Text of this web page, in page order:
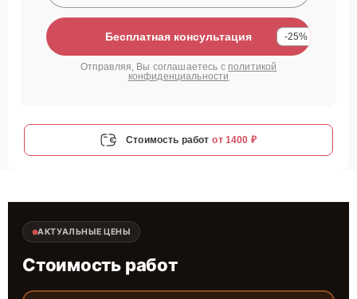
Бесплатная консультация -25%
Отправляя, Вы соглашаетесь с политикой
конфиденциальности
Стоимость работ от 1400 ₽
АКТУАЛЬНЫЕ ЦЕНЫ
Стоимость работ